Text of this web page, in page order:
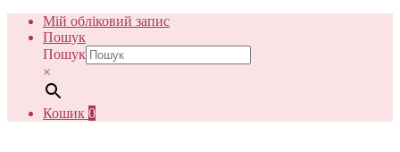
Мій обліковий запис
Пошук
Пошук
×
Кошик 0